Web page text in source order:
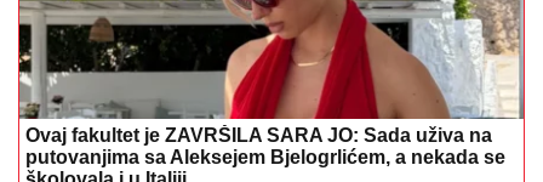
Ovaj fakultet je ZAVRŠILA SARA JO: Sada uživa na
putovanjima sa Aleksejem Bjelogrlićem, a nekada se